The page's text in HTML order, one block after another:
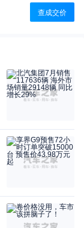
查成交价